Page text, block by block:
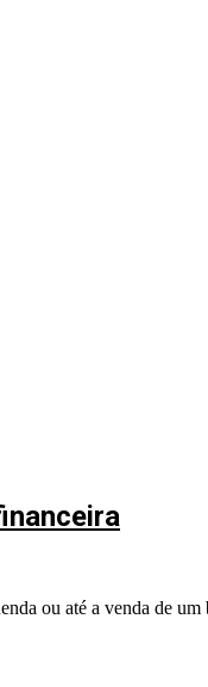
ou até a venda de